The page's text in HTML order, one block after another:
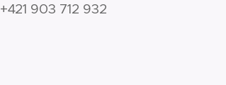
+421 903 712 932